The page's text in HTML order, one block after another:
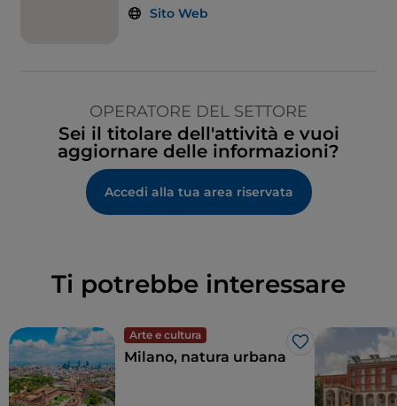
Sito Web
OPERATORE DEL SETTORE
Sei il titolare dell'attività e vuoi
aggiornare delle informazioni?
Accedi alla tua area riservata
Ti potrebbe interessare
Arte e cultura
Like
Milano, natura urbana